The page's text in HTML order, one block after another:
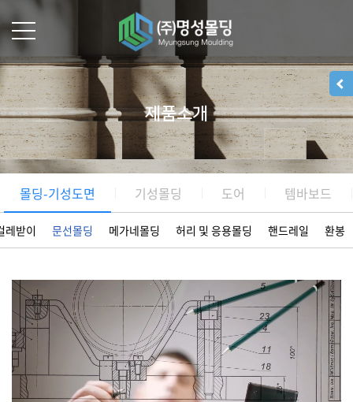
제품소개
몰딩-기성도면 기성몰딩 도어 템바보드
레받이 문선몰딩 메가네몰딩 허리 및 응용몰딩 핸드레일 환봉